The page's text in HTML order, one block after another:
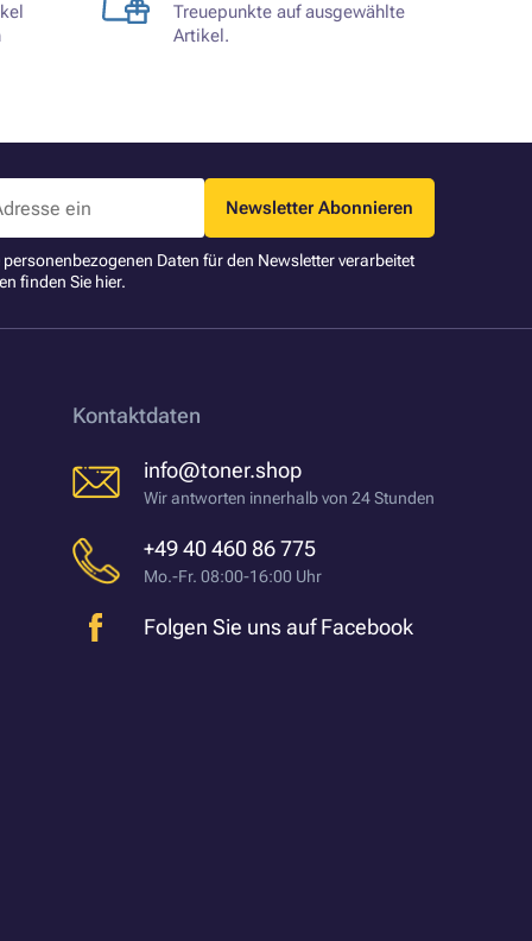
Treuepunkte auf ausgewählte
Artikel.
Newsletter Abonnieren
Daten für den Newsletter verarbeitet
finden Sie hier.
Kontaktdaten
info@toner.shop
Wir antworten innerhalb von 24 Stunden
+49 40 460 86 775
Mo.-Fr. 08:00-16:00 Uhr
Folgen Sie uns auf Facebook